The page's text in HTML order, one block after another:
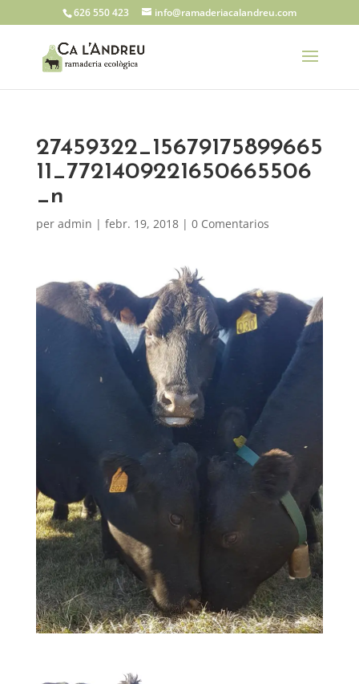
626 550 423 info@ramaderiacalandreu.com
27459322_15679175899665
11_7721409221650665506
_n
per admin | febr. 19, 2018| 0 Comentarios